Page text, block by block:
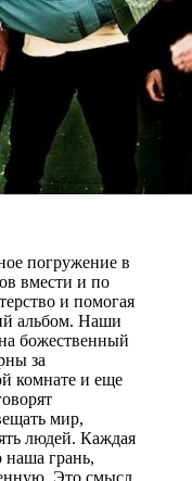
погружение в
вмести и по
и помогая
альбом. Наши
божественный
за
комнате и еще
мир,
людей. Каждая
грань,
Это смысл